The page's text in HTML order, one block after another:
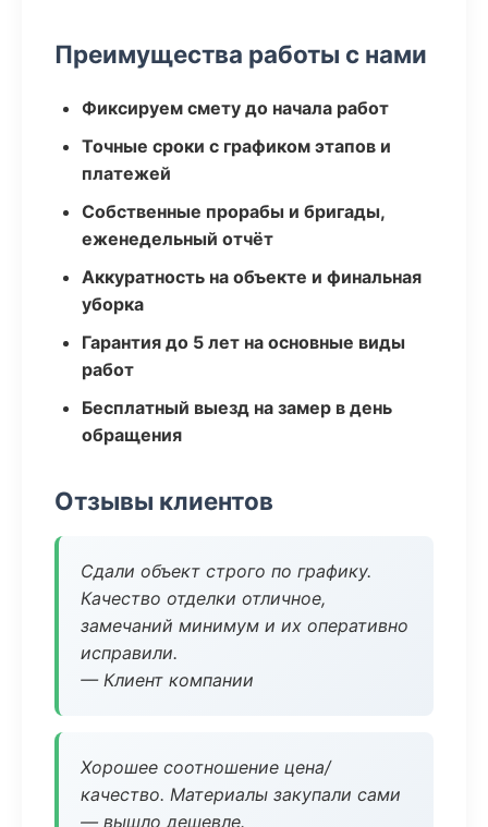
Преимущества работы с нами
Фиксируем смету до начала работ
Точные сроки с графиком этапов и
платежей
Собственные прорабы и бригады,
еженедельный отчёт
Аккуратность на объекте и финальная
уборка
Гарантия до 5 лет на основные виды
работ
Бесплатный выезд на замер в день
обращения
Отзывы клиентов
Сдали объект строго по графику.
Качество отделки отличное,
замечаний минимум и их оперативно
исправили.
— Клиент компании
Хорошее соотношение цена/
качество. Материалы закупали сами
— вышло дешевле.